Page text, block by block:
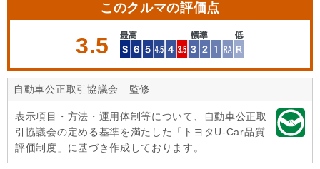
このクルマの評価点
3.5
自動車公正取引協議会 監修
表示項目・方法・運用体制等について、自動車公正取
引協議会の定める基準を満たした「トヨタU-Car品質
評価制度」に基づき作成しております。